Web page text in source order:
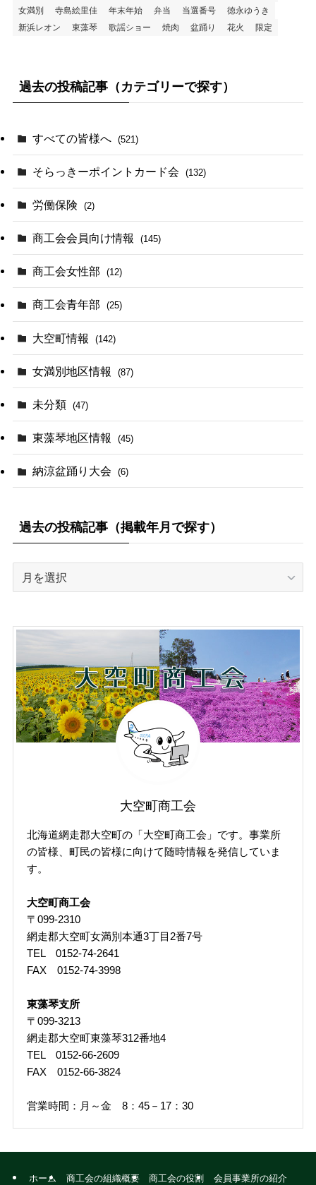
女満別
寺島絵里佳 年末年始 弁当 当選番号
徳永ゆうき
新浜レオン
東藻琴 歌謡ショー 焼肉 盆踊り 花火 限定
過去の投稿記事（カテゴリーで探す）
すべての皆様へ (521)
そらっきーポイントカード会 (132)
労働保険 (2)
商工会会員向け情報 (145)
商工会女性部 (12)
商工会青年部 (25)
大空町情報 (142)
女満別地区情報 (87)
未分類 (47)
東藻琴地区情報 (45)
納涼盆踊り大会 (6)
過去の投稿記事（掲載年月で探す）
投
事
（掲
載
年
月
大空町商工会
北海道網走郡大空町の「大空町商工会」です。事業所
の皆様、町民の皆様に向けて随時情報を発信していま
す。
大空町商工会
〒099-2310
網走郡大空町女満別本通3丁目2番7号
TEL 0152-74-2641
FAX 0152-74-3998
東藻琴支所
〒099-3213
網走郡大空町東藻琴312番地4
TEL 0152-66-2609
FAX 0152-66-3824
営業時間：月～金 8：45－17：30
ホーム 商工会の組織概要 商工会の役割 会員事業所の紹介